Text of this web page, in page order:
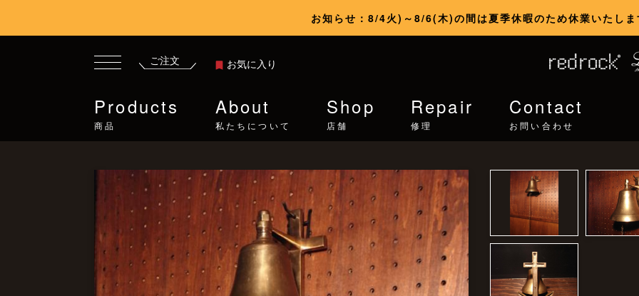
お知らせ：8/4火)～8/6(木)の間は夏季休暇のため休業いたしま
ご注文 お気に入り
Products
商品
About
私たちについて
Shop
店舗
Repair
修理
Contact
お問い合わせ